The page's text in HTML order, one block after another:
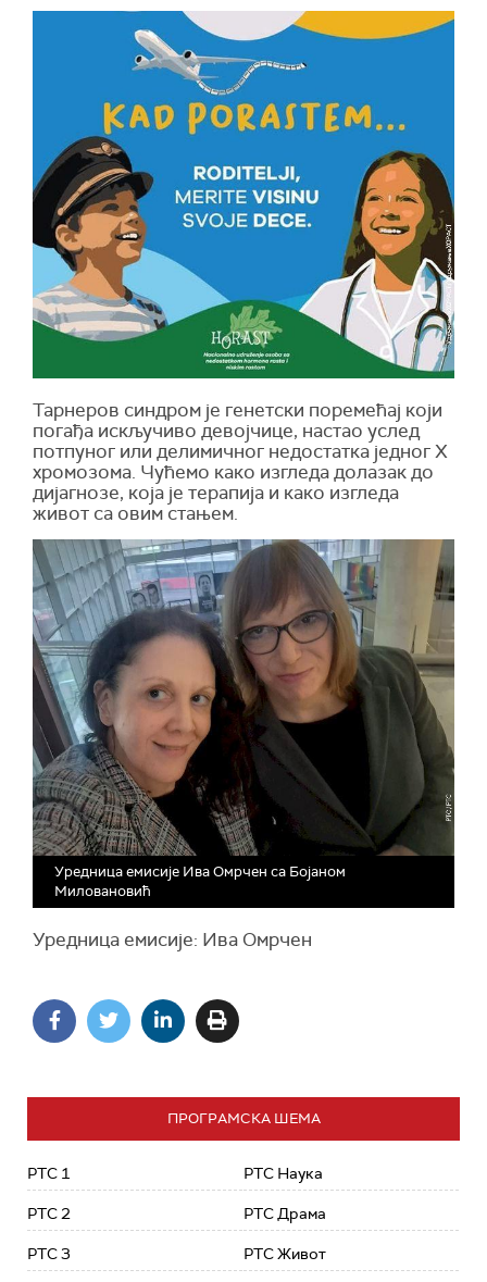
Тарнеров синдром је генетски поремећај који
погађа искључиво девојчице, настао услед
потпуног или делимичног недостатка једног X
хромозома. Чућемо како изгледа долазак до
дијагнозе, која је терапија и како изгледа
живот са овим стањем.
Уредница емисије Ива Омрчен са Бојаном
Миловановић
Уредница емисије: Ива Омрчен
ПРОГРАМСКА ШЕМА
РТС 1
РТС 2
РТС 3
РТС Наука
РТС Драма
РТС Живот